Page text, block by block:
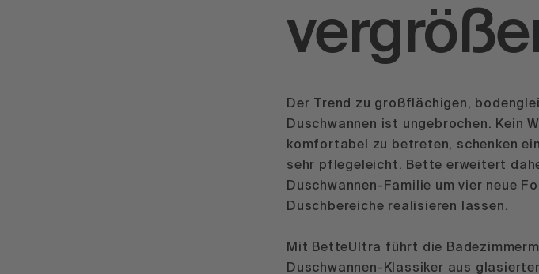
Der Trend zu großflächigen,
Duschwannen ist ungebrochen. Kein
komfortabel zu betreten, schenken
sehr pflegeleicht. Bette erweitert
Duschwannen-Familie um vier neue
Duschbereiche realisieren lassen.
Mit BetteUltra führt die
Duschwannen-Klassiker aus